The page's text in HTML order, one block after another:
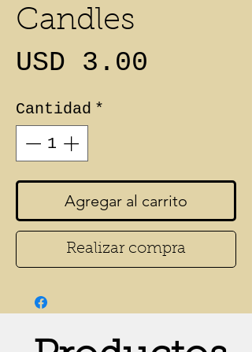
Candles
USD 3.00
Cantidad *
Agregar al carrito
Realizar compra